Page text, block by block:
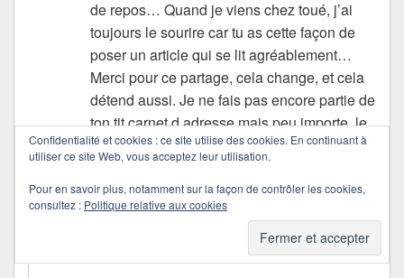
de repos… Quand je viens chez toué, j’ai
toujours le sourire car tu as cette façon de
poser un article qui se lit agréablement…
Merci pour ce partage, cela change, et cela
détend aussi. Je ne fais pas encore partie de
ton tit carnet d adresse mais peu importe, le
tout pour moi, c est de venir me détendre
dans ta bibliothèque magnifique…
Bonsoir à toué et bonne soirée
Confidentialité et cookies : ce site utilise des cookies. En continuant à
utiliser ce site Web, vous acceptez leur utilisation.
Pour en savoir plus, notamment sur la façon de contrôler les cookies,
consultez : Politique relative aux cookies